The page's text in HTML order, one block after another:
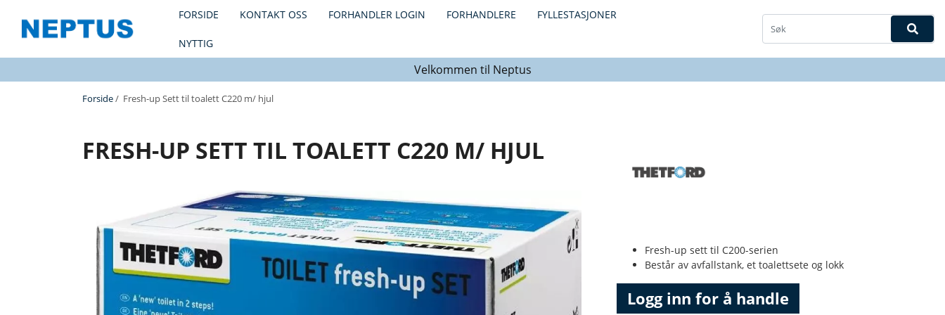
FORSIDE KONTAKT OSS FORHANDLER LOGIN FORHANDLERE FYLLESTASJONER
NYTTIG
Velkommen til Neptus
Forside/ Fresh-up Sett til toalett C220 m/ hjul
FRESH-UP SETT TIL TOALETT C220 M/ HJUL
Fresh-up sett til C200-serien
Består av avfallstank, et toalettsete og lokk
Logg inn for å handle